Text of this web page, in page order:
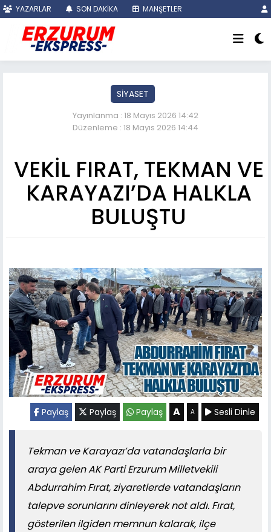
YAZARLAR SON DAKİKA MANŞETLER
SİYASET
Yayınlanma : 18 Mayıs 2026 14:42
Düzenleme : 18 Mayıs 2026 14:44
VEKİL FIRAT, TEKMAN VE
KARAYAZI’DA HALKLA
BULUŞTU
Paylaş Paylaş Paylaş A A Sesli Dinle
Tekman ve Karayazı’da vatandaşlarla bir
araya gelen AK Parti Erzurum Milletvekili
Abdurrahim Fırat, ziyaretlerde vatandaşların
talepve sorunlarını dinleyerek not aldı. Fırat,
gösterilen ilgiden memnun kalarak, ilçe